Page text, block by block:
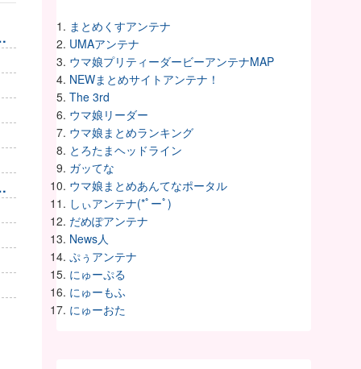
まとめくすアンテナ
UMAアンテナ
ウマ娘プリティーダービーアンテナMAP
NEWまとめサイトアンテナ！
The 3rd
ウマ娘リーダー
ウマ娘まとめランキング
とろたまヘッドライン
ガッてな
ウマ娘まとめあんてなポータル
しぃアンテナ(*ﾟーﾟ)
だめぽアンテナ
News人
ぷぅアンテナ
にゅーぷる
にゅーもふ
にゅーおた